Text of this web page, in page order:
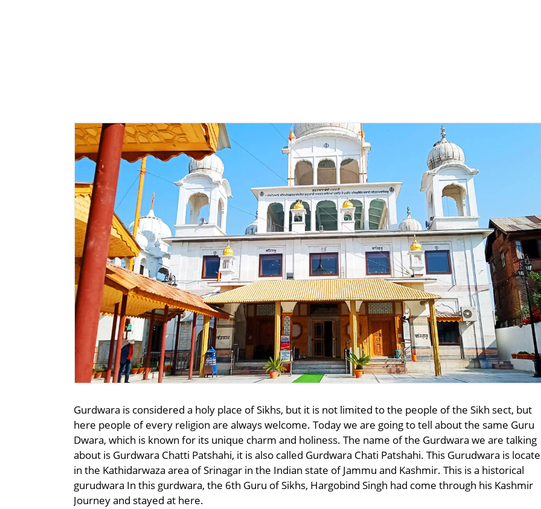
Gurdwara is considered a holy place of Sikhs, but it is not limited to the people of the Sikh sect, but
here people of every religion are always welcome. Today we are going to tell about the same Guru
Dwara, which is known for its unique charm and holiness. The name of the Gurdwara we are talking
about is Gurdwara Chatti Patshahi, it is also called Gurdwara Chati Patshahi. This Gurudwara is
in the Kathidarwaza area of ​​Srinagar in the Indian state of Jammu and Kashmir. This is a historical
gurudwara In this gurdwara, the 6th Guru of Sikhs, Hargobind Singh had come through his Kashmir
Journey and stayed at here.